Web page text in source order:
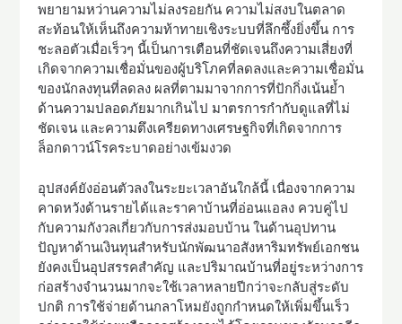
พยายามหว่านความไม่ลงรอยกัน ความไม่สงบในตลาด
สะท้อนให้เห็นถึงความท้าทายเชิงระบบที่ลึกซึ้งยิ่งขึ้น การ
ชะลอตัวเมื่อเร็วๆ นี้เป็นการเตือนที่ชัดเจนถึงความเสี่ยงที่
เกิดจากความเชื่อมั่นของผู้บริโภคที่ลดลงและความเชื่อมั่น
ของนักลงทุนที่ลดลง ผลที่ตามมาจากการที่ปักกิ่งเน้นย้ำ
ด้านความปลอดภัยมากเกินไป มาตรการกำกับดูแลที่ไม่
ชัดเจน และความตึงเครียดทางเศรษฐกิจที่เกิดจากการ
ล็อกดาวน์โรคระบาดอย่างเข้มงวด
อุปสงค์ยังอ่อนตัวลงในระยะเวลาอันใกล้นี้ เนื่องจากความ
คาดหวังด้านรายได้และราคาบ้านที่อ่อนแอลง ควบคู่ไป
กับความกังวลเกี่ยวกับการส่งมอบบ้าน ในด้านอุปทาน
ปัญหาด้านเงินทุนสำหรับนักพัฒนาอสังหาริมทรัพย์เอกชน
ยังคงเป็นอุปสรรคสำคัญ และปริมาณบ้านที่อยู่ระหว่างการ
ก่อสร้างจำนวนมากจะใช้เวลาหลายปีกว่าจะกลับสู่ระดับ
ปกติ การใช้จ่ายด้านกลาโหมยังถูกกำหนดให้เพิ่มขึ้นเร็ว